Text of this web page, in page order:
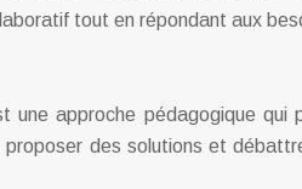
tout en répondant aux
une approche pédagogique
des solutions et